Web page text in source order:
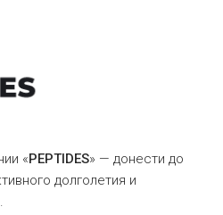
«PEPTIDES» — донести до
долголетия и